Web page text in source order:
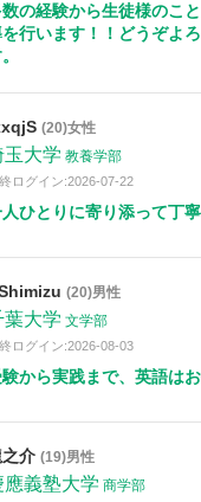
数の経験から生徒様のこ
行います！！どうぞよ
(20)女性
玉大学 教養学部
ログイン:2026-07-22
ひとりに寄り添って丁
(20)男性
葉大学 文学部
ログイン:2026-08-03
から実践まで、英語は
介 (19)男性
應義塾大学 商学部